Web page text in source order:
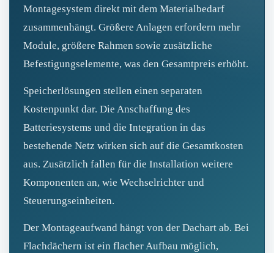
Montagesystem direkt mit dem Materialbedarf
zusammenhängt. Größere Anlagen erfordern mehr
Module, größere Rahmen sowie zusätzliche
Befestigungselemente, was den Gesamtpreis erhöht.
Speicherlösungen stellen einen separaten
Kostenpunkt dar. Die Anschaffung des
Batteriesystems und die Integration in das
bestehende Netz wirken sich auf die Gesamtkosten
aus. Zusätzlich fallen für die Installation weitere
Komponenten an, wie Wechselrichter und
Steuerungseinheiten.
Der Montageaufwand hängt von der Dachart ab. Bei
Flachdächern ist ein flacher Aufbau möglich,